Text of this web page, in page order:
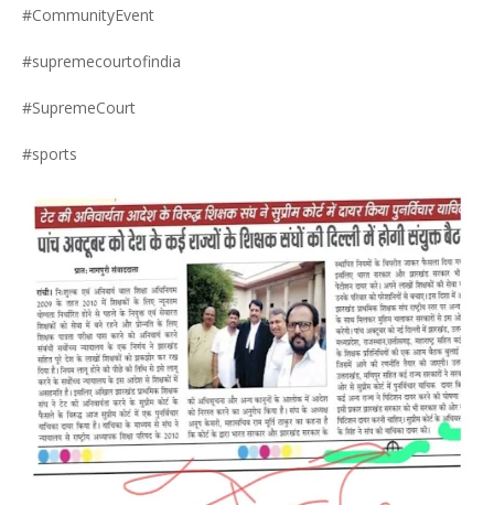
#CommunityEvent
#supremecourtofindia
#SupremeCourt
#sports